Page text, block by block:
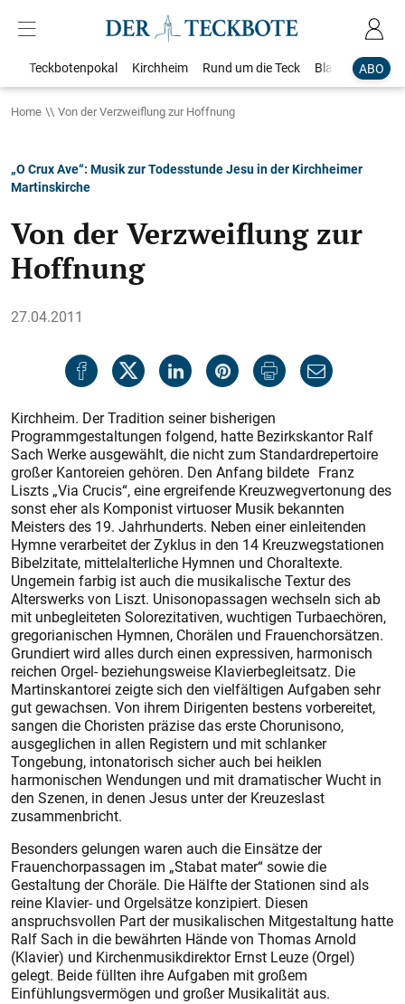
ABO
Teckbotenpokal Kirchheim Rund um die Teck Blaulicht
Home Von der Verzweiflung zur Hoffnung
„O Crux Ave“: Musik zur Todesstunde Jesu in der Kirchheimer
Martinskirche
Von der Verzweiflung zur
Hoffnung
27.04.2011
Kirchheim. Der Tradition seiner bisherigen
Programmgestaltungen folgend, hatte Bezirkskantor Ralf
Sach Werke ausgewählt, die nicht zum Standardrepertoire
großer Kantoreien gehören. Den Anfang bildete Franz
Liszts „Via Crucis“, eine ergreifende Kreuzwegvertonung des
sonst eher als Komponist virtuoser Musik bekannten
Meisters des 19. Jahrhunderts. Neben einer einleitenden
Hymne verarbeitet der Zyklus in den 14 Kreuzwegstationen
Bibelzitate, mittelalterliche Hymnen und Choraltexte.
Ungemein farbig ist auch die musikalische Textur des
Alterswerks von Liszt. Unisonopassagen wechseln sich ab
mit unbegleiteten Solorezitativen, wuchtigen Turbaechören,
gregorianischen Hymnen, Chorälen und Frauenchorsätzen.
Grundiert wird alles durch einen expressiven, harmonisch
reichen Orgel- beziehungsweise Klavierbegleitsatz. Die
Martinskantorei zeigte sich den vielfältigen Aufgaben sehr
gut gewachsen. Von ihrem Dirigenten bestens vorbereitet,
sangen die Choristen präzise das erste Chorunisono,
ausgeglichen in allen Registern und mit schlanker
Tongebung, intonatorisch sicher auch bei heiklen
harmonischen Wendungen und mit dramatischer Wucht in
den Szenen, in denen Jesus unter der Kreuzeslast
zusammenbricht.
Besonders gelungen waren auch die Einsätze der
Frauenchorpassagen im „Stabat mater“ sowie die
Gestaltung der Choräle. Die Hälfte der Stationen sind als
reine Klavier- und Orgelsätze konzipiert. Diesen
anspruchsvollen Part der musikalischen Mitgestaltung hatte
Ralf Sach in die bewährten Hände von Thomas Arnold
(Klavier) und Kirchenmusikdirektor Ernst Leuze (Orgel)
gelegt. Beide füllten ihre Aufgaben mit gro­ßem
Einfühlungsvermögen und großer Musikalität aus.